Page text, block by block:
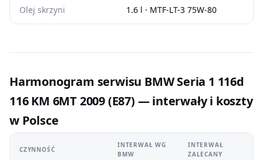
Olej skrzyni 1.6 l · MTF-LT-3 75W-80
Harmonogram serwisu BMW Seria 1 116d
116 KM 6MT 2009 (E87) — interwały i koszty
w Polsce
CZYNNOŚĆ
INTERWAŁ WG
BMW
INTERWAŁ
ZALECANY